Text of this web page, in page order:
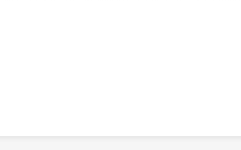
安宁市公安